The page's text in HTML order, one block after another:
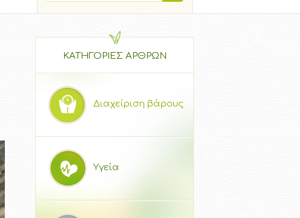
ΚΑΤΗΓΟΡΙΕΣ ΑΡΘΡΩΝ
Διαχείριση βάρους
Υγεία